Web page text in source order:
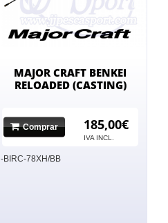
MAJOR CRAFT BENKEI
RELOADED (CASTING)
Comprar 185,00€
IVA INCL.
-BIRC-78XH/BB